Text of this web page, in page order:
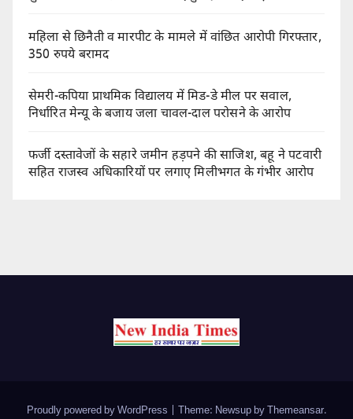
महिला से छिनैती व मारपीट के मामले में वांछित आरोपी गिरफ्तार,
350 रुपये बरामद
सेमरी-कपिया प्राथमिक विद्यालय में मिड-डे मील पर सवाल,
निर्धारित मेन्यू के बजाय जला चावल-दाल परोसने के आरोप
फर्जी दस्तावेजों के सहारे जमीन हड़पने की साजिश, बहू ने पटवारी
सहित राजस्व अधिकारियों पर लगाए मिलीभगत के गंभीर आरोप
Proudly powered by WordPress Theme: Newsup byThemeansar.